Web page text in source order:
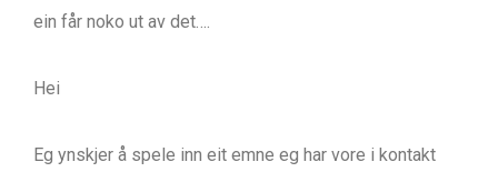
ein får noko ut av det….
Hei
Eg ynskjer å spele inn eit emne eg har vore i kontakt